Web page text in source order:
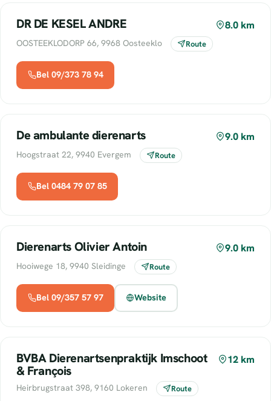
DR DE KESEL ANDRE 8.0 km
OOSTEEKLODORP 66, 9968 Oosteeklo Route
Bel 09/373 78 94
De ambulante dierenarts 9.0 km
Hoogstraat 22, 9940 Evergem Route
Bel 0484 79 07 85
Dierenarts Olivier Antoin 9.0 km
Hooiwege 18, 9940 Sleidinge Route
Bel 09/357 57 97 Website
BVBA Dierenartsenpraktijk Imschoot
& François
12 km
Heirbrugstraat 398, 9160 Lokeren Route